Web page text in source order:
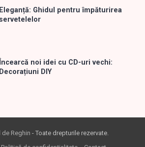
Eleganță: Ghidul pentru împăturirea
servetelelor
Încearcă noi idei cu CD-uri vechi:
Decorațiuni DIY
de Reghin - Toate drepturile rezervate.